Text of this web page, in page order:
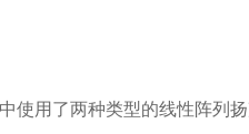
使用了两种类型的线性阵列